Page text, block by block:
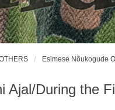
Esimese Nõukogude
Ajal/During the